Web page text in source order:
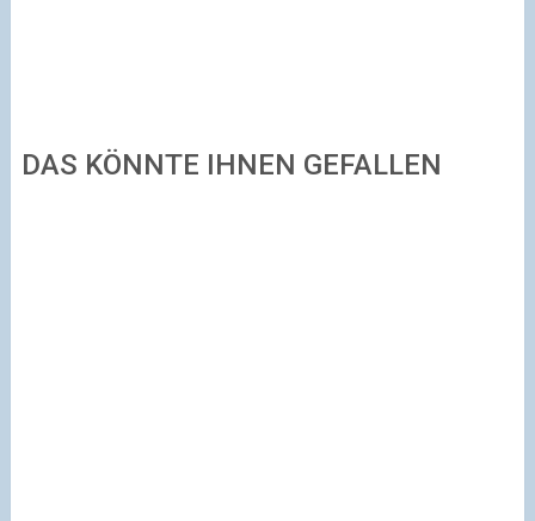
DAS KÖNNTE IHNEN GEFALLEN